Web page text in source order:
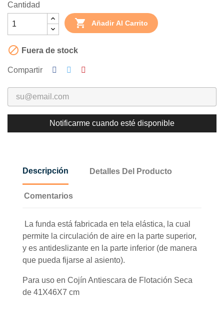
Cantidad
 Añadir Al Carrito
 Fuera de stock
Compartir
Notificarme cuando esté disponible
Descripción Detalles Del Producto
Comentarios
La funda está fabricada en tela elástica, la cual
permite la circulación de aire en la parte superior,
y es antideslizante en la parte inferior (de manera
que pueda fijarse al asiento).
Para uso en Cojín Antiescara de Flotación Seca
de 41X46X7 cm